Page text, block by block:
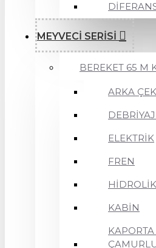
MEYVECİ SERİSİ
BEREKET 65 M
ARKA
ELEKTRİK
FREN
HİDROLİK
KABİN
KAPORTA